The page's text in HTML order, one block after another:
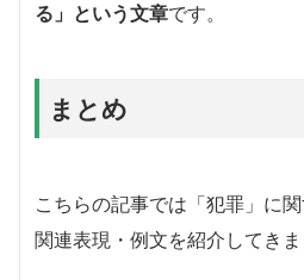
る」という文章です。
まとめ
こちらの記事では「犯罪」に
関連表現・例文を紹介してきま